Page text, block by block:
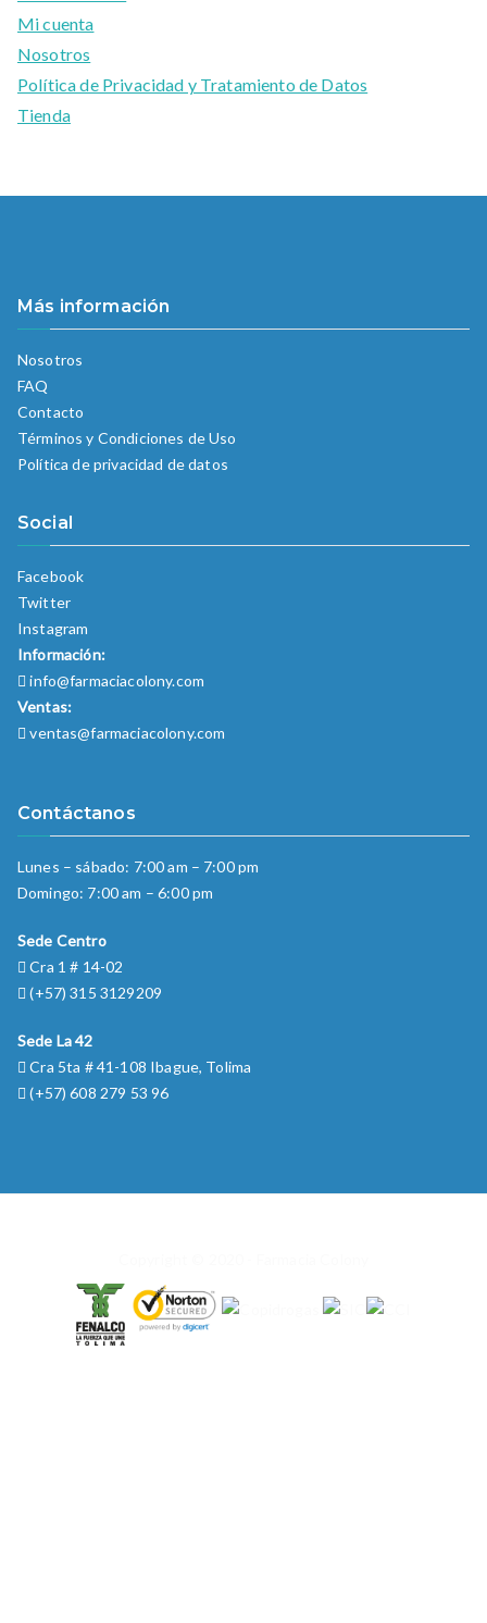
Mi cuenta
Nosotros
Política de Privacidad y Tratamiento de Datos
Tienda
Más información
Nosotros
FAQ
Contacto
Términos y Condiciones de Uso
Política de privacidad de datos
Social
Facebook
Twitter
Instagram
Información:
info@farmaciacolony.com
Ventas:
ventas@farmaciacolony.com
Contáctanos
Lunes – sábado: 7:00 am – 7:00 pm
Domingo: 7:00 am – 6:00 pm
Sede Centro
Cra 1 # 14-02
(+57) 315 3129209
Sede La 42
Cra 5ta # 41-108 Ibague, Tolima
(+57) 608 279 53 96